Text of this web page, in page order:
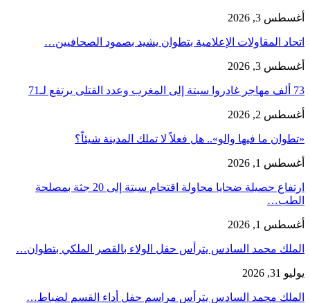
أغسطس 3, 2026
اتحاد المقاولات الإعلامية بتطوان يشيد بصمود الصحافيين…
أغسطس 3, 2026
73 ألف مهاجر غادروا سبتة إلى المغرب وعدد القتلى يرتفع لـ71
أغسطس 2, 2026
«تطوان ما فيها والو».. هل فعلاً لا تملك المدينة شيئاً؟
أغسطس 1, 2026
ارتفاع حصيلة ضحايا محاولة اقتحام سبتة إلى 20 جثة بمصلحة
الطب…
أغسطس 1, 2026
الملك محمد السادس يترأس حفل الولاء بالقصر الملكي بتطوان…
يوليو 31, 2026
الملك محمد السادس يترأس مراسم حفل أداء القسم لضباط…